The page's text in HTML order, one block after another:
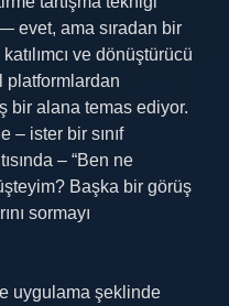
evet, ama sıradan bir
ve dönüştürücü
platformlardan
bir alana temas ediyor.
– ister bir sınıf
– “Ben ne
Başka bir görüş
sormayı
uygulama şeklinde